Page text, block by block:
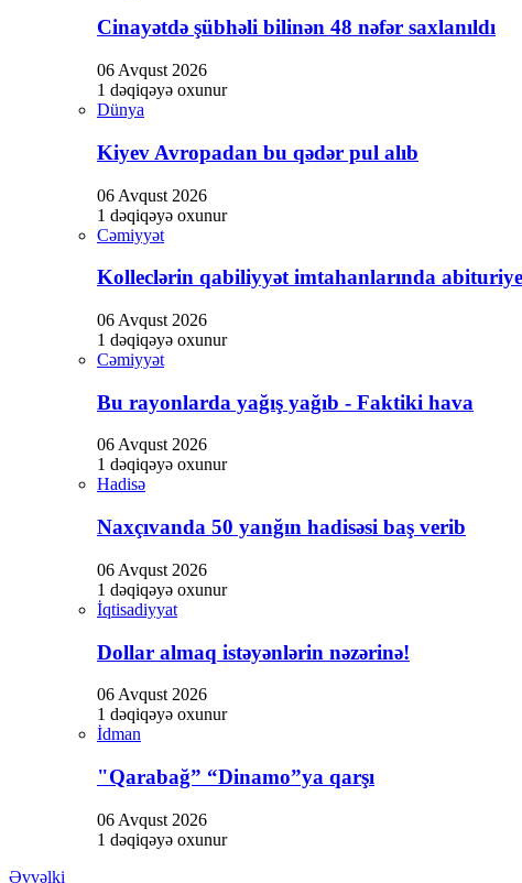
Cinayətdə şübhəli bilinən 48 nəfər saxlanıldı
06 Avqust 2026
1 dəqiqəyə oxunur
Dünya
Kiyev Avropadan bu qədər pul alıb
06 Avqust 2026
1 dəqiqəyə oxunur
Cəmiyyət
Kolleclərin qabiliyyət imtahanlarında
06 Avqust 2026
1 dəqiqəyə oxunur
Cəmiyyət
Bu rayonlarda yağış yağıb - Faktiki hava
06 Avqust 2026
1 dəqiqəyə oxunur
Hadisə
Naxçıvanda 50 yanğın hadisəsi baş verib
06 Avqust 2026
1 dəqiqəyə oxunur
İqtisadiyyat
Dollar almaq istəyənlərin nəzərinə!
06 Avqust 2026
1 dəqiqəyə oxunur
İdman
"Qarabağ” “Dinamo”ya qarşı
06 Avqust 2026
1 dəqiqəyə oxunur
Əvvəlki